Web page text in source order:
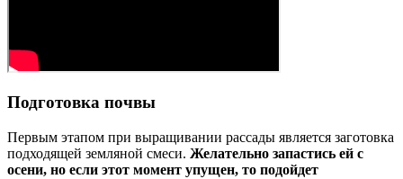
Подготовка почвы
Первым этапом при выращивании рассады является заготовка
подходящей земляной смеси. Желательно запастись ей с
осени, но если этот момент упущен, то подойдет